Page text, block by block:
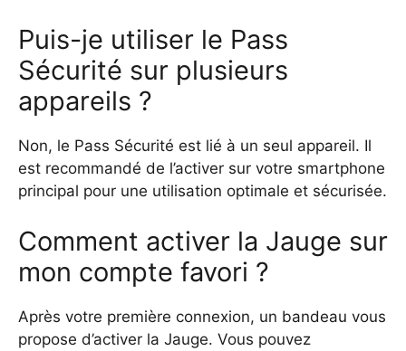
Puis-je utiliser le Pass
Sécurité sur plusieurs
appareils ?
Non, le Pass Sécurité est lié à un seul appareil. Il
est recommandé de l’activer sur votre smartphone
principal pour une utilisation optimale et sécurisée.
Comment activer la Jauge sur
mon compte favori ?
Après votre première connexion, un bandeau vous
propose d’activer la Jauge. Vous pouvez